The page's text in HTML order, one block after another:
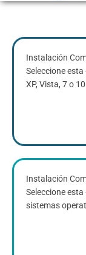
Instalación
Seleccione
XP, Vista, 7 o
Instalación
Seleccione
sistemas